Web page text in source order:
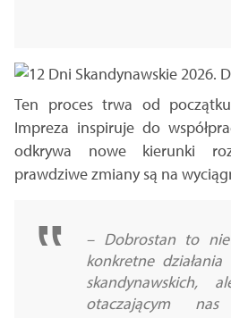
Ten proces trwa od
Impreza inspiruje do
odkrywa nowe kierunki
prawdziwe zmiany są na
– Dobrostan to
konkretne
skandynawskich,
otaczającym nas